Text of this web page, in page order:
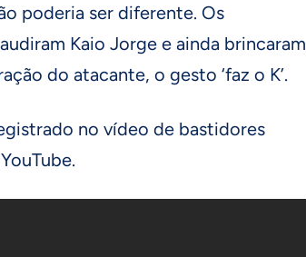
poderia ser diferente. Os
Kaio Jorge e ainda brincaram
do atacante, o gesto ‘faz o K’.
no vídeo de bastidores